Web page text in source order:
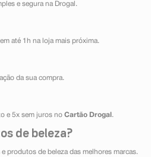
e segura na Drogal.
até 1h na loja mais próxima.
da sua compra.
e 5x sem juros no Cartão Drogal .
de beleza?
e produtos de beleza das melhores marcas.